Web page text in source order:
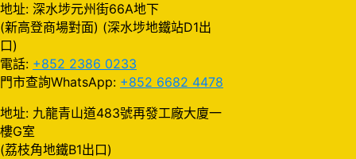
地址: 深水埗元州街66A地下
(新高登商場對面) (深水埗地鐵站D1出
口)
電話: +852 2386 0233
門市查詢WhatsApp: +852 6682 4478
地址: 九龍青山道483號再發工廠大廈一
樓G室
(荔枝角地鐵B1出口)